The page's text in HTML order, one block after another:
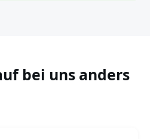
bei uns anders